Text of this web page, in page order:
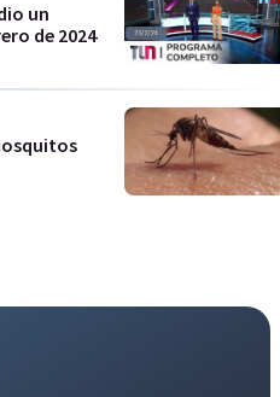
un
de 2024